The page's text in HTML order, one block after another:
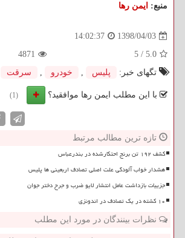
منبع: ایمن رها
1398/04/03
14:02:37
5.0
/
5
4871
تگهای خبر:
پلیس , خودرو , سرقت
با این مطلب ایمن رها موافقید؟ (1)
تازه ترین مطالب مرتبط
کشف ۱۹۲ تن برنج احتکارشده در بندرعباس
هشدار خواب آلودگی علت اصلی تصادف اربعینی ها پلیس
جزییات بازداشت عامل انتشار لایو ضرب و جرح دختر جوان
۱۰ کشته در یک تصادف در اندونزی
نظرات بینندگان در مورد این مطلب